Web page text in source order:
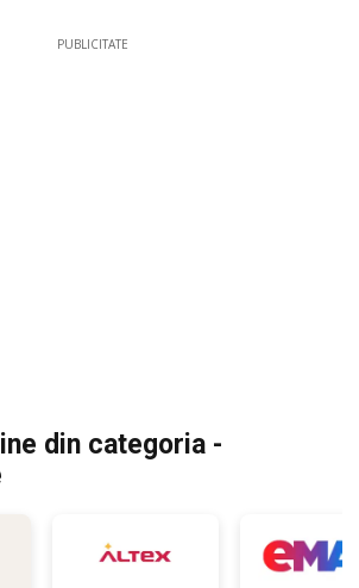
PUBLICITATE
din categoria -